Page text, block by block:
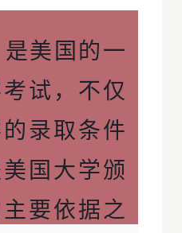
美国的一
试，不仅
录取条件
国大学颁
要依据之